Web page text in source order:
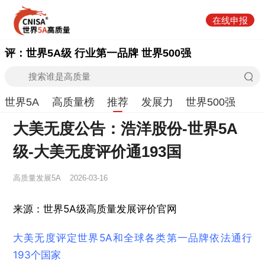
在线申报
评：世界5A级 行业第一品牌 世界500强
世界5A 高质量榜 推荐 发展力 世界500强
大美无度公告：浩洋股份-世界5A
级-大美无度评价通193国
高质量发展5A 2026-03-16
来源：世界5A级高质量发展评价官网
大美无度评定世界5A和全球各类第一品牌依法通行
193个国家